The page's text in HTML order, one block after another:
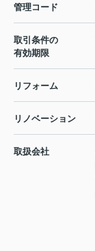
管理コード
取引条件の
有効期限
リフォーム
リノベーション
取扱会社